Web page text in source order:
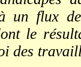
un flux
le
des